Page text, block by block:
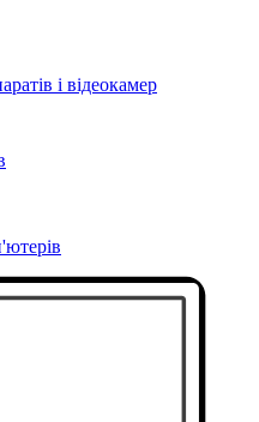
і відеокамер